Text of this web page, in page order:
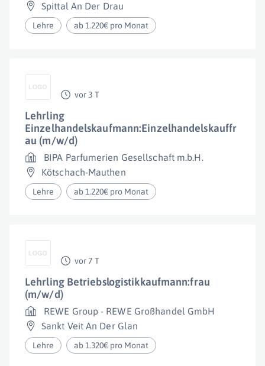
Spittal An Der Drau
Lehre ab 1.220€ pro Monat
vor 3 T
Lehrling
Einzelhandelskaufmann:Einzelhandelskauffr
au (m/w/d)
BIPA Parfumerien Gesellschaft m.b.H.
Kötschach-Mauthen
Lehre ab 1.220€ pro Monat
vor 7 T
Lehrling Betriebslogistikkaufmann:frau
(m/w/d)
REWE Group - REWE Großhandel GmbH
Sankt Veit An Der Glan
Lehre ab 1.320€ pro Monat